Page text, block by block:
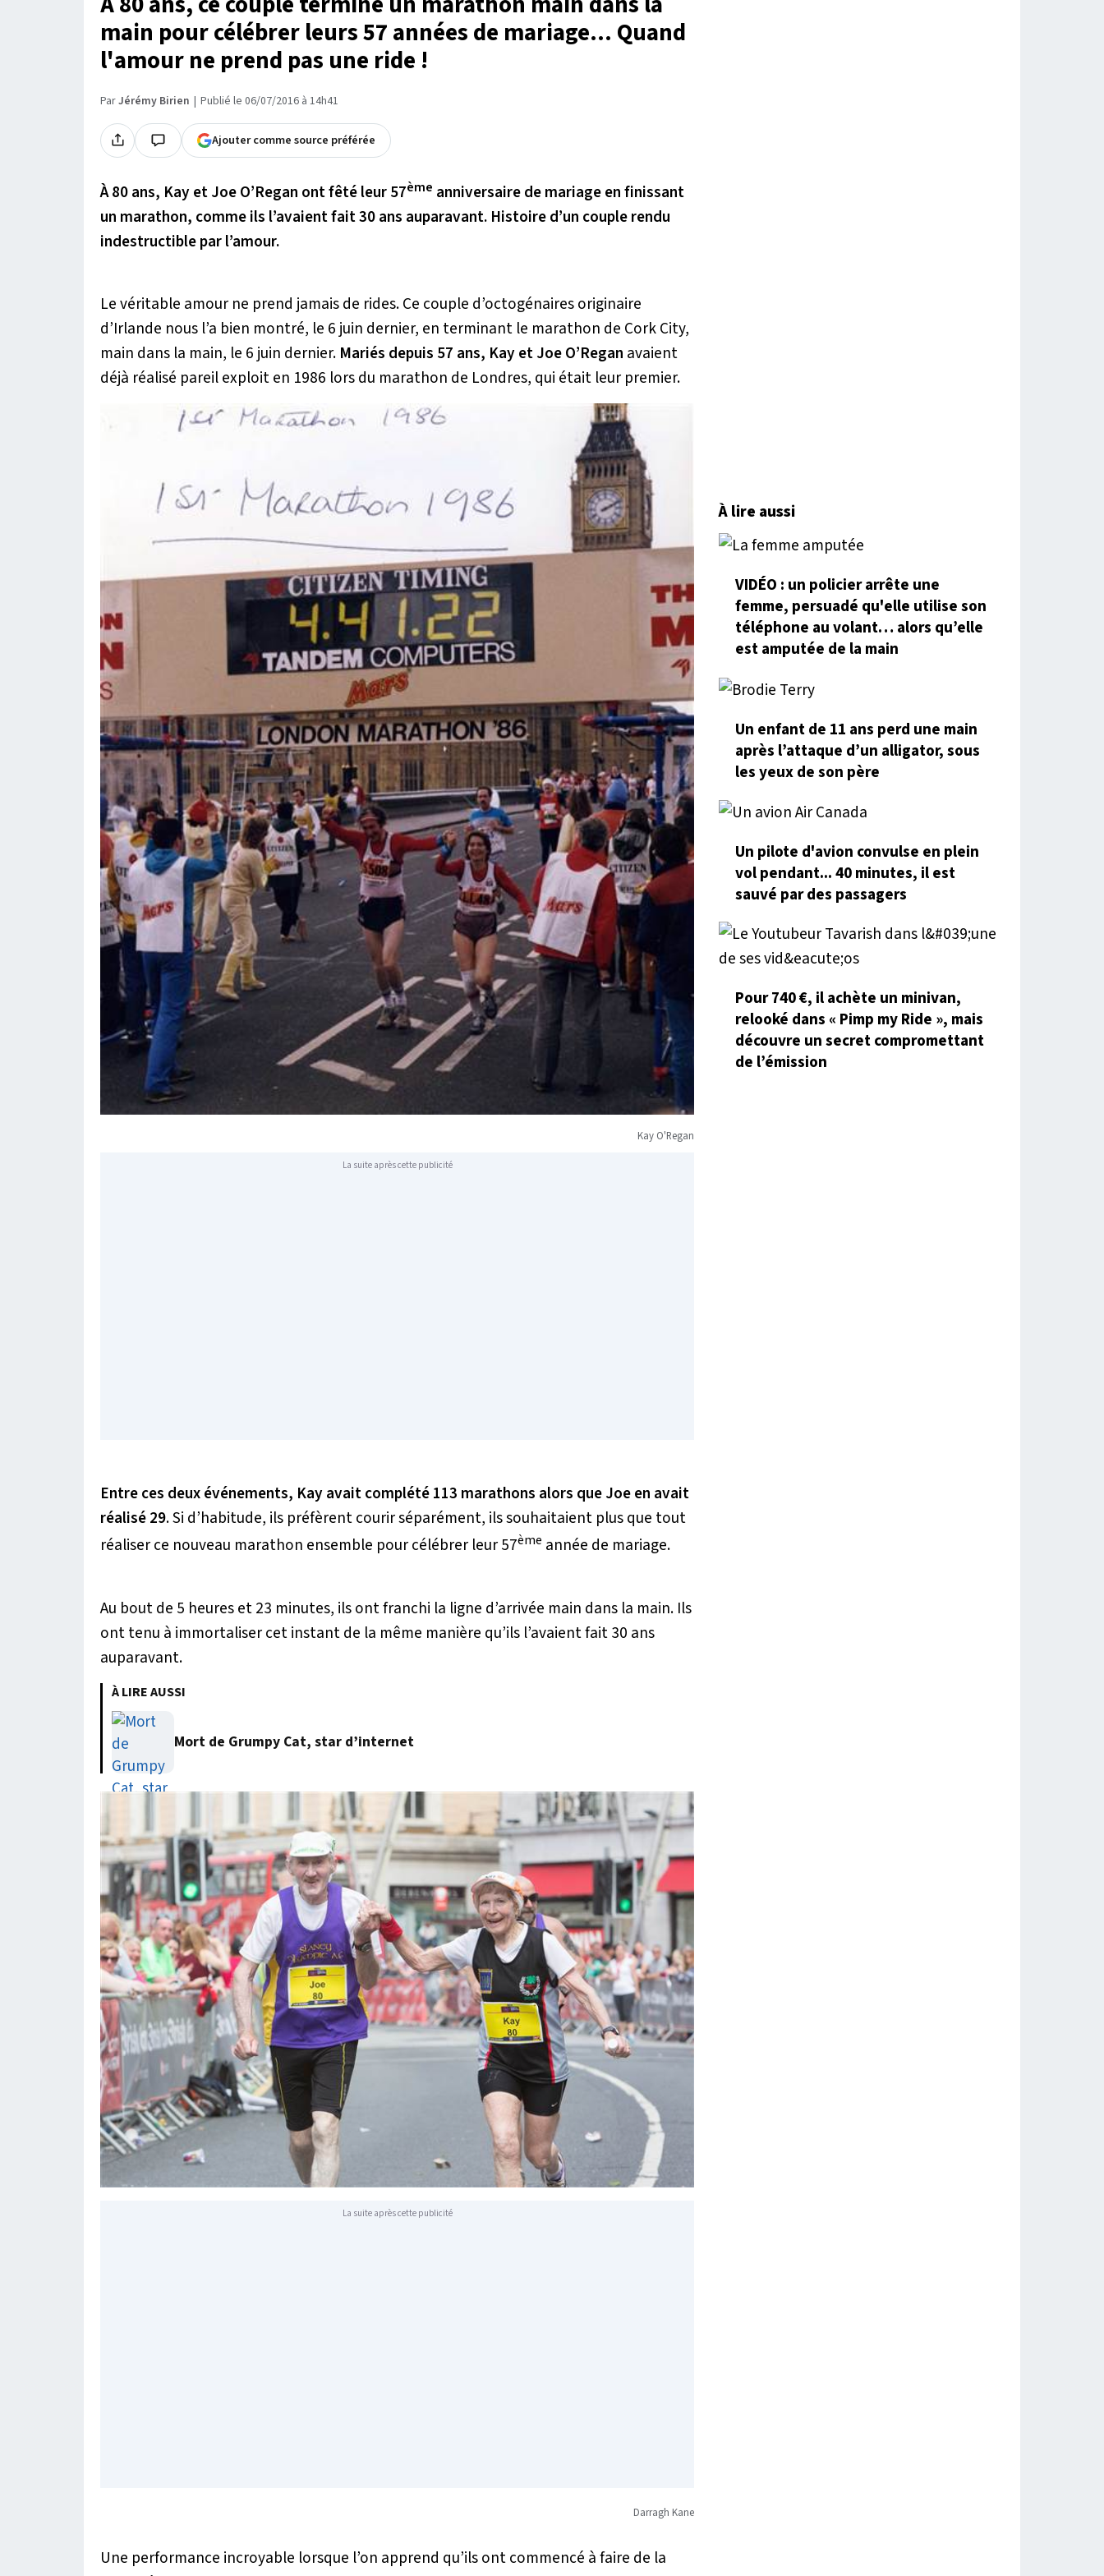
main pour célébrer leurs 57 années de mariage... Quand
l'amour ne prend pas une ride !
ParJérémy Birien Publié le 06/07/2016 à 14h41
Ajouter comme source préférée
À 80 ans, Kay et Joe O’Regan ont fêté leur 57ème anniversaire de mariage en finissant
un marathon, comme ils l’avaient fait 30 ans auparavant. Histoire d’un couple rendu
indestructible par l’amour.
Le véritable amour ne prend jamais de rides. Ce couple d’octogénaires originaire
d’Irlande nous l’a bien montré, le 6 juin dernier, en terminant le marathon de Cork City,
main dans la main, le 6 juin dernier. Mariés depuis 57 ans, Kay et Joe O’Regan avaient
déjà réalisé pareil exploit en 1986 lors du marathon de Londres, qui était leur premier.
Kay O'Regan
La suite après cette publicité
Entre ces deux événements, Kay avait complété 113 marathons alors que Joe en avait
réalisé 29. Si d’habitude, ils préfèrent courir séparément, ils souhaitaient plus que tout
réaliser ce nouveau marathon ensemble pour célébrer leur 57ème année de mariage.
Au bout de 5 heures et 23 minutes, ils ont franchi la ligne d’arrivée main dans la main. Ils
ont tenu à immortaliser cet instant de la même manière qu’ils l’avaient fait 30 ans
auparavant.
À LIRE AUSSI
Mort de Grumpy Cat, star d’internet
La suite après cette publicité
Darragh Kane
Une performance incroyable lorsque l’on apprend qu’ils ont commencé à faire de la
À lire aussi
VIDÉO : un policier arrête une
femme, persuadé qu'elle utilise son
téléphone au volant… alors qu’elle
est amputée de la main
Un enfant de 11 ans perd une main
après l’attaque d’un alligator, sous
les yeux de son père
Un pilote d'avion convulse en plein
vol pendant... 40 minutes, il est
sauvé par des passagers
Pour 740 €, il achète un minivan,
relooké dans « Pimp my Ride », mais
découvre un secret compromettant
de l’émission